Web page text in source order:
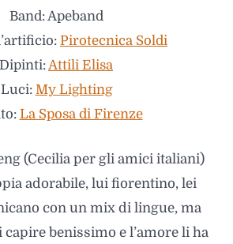
Band: Apeband
Pirotecnica Soldi
Dipinti:Attili Elisa
Luci: My Lighting
La Sposa di Firenze
(Cecilia per gli amici italiani)
adorabile, lui fiorentino, lei
con un mix di lingue, ma
benissimo e l’amore li ha